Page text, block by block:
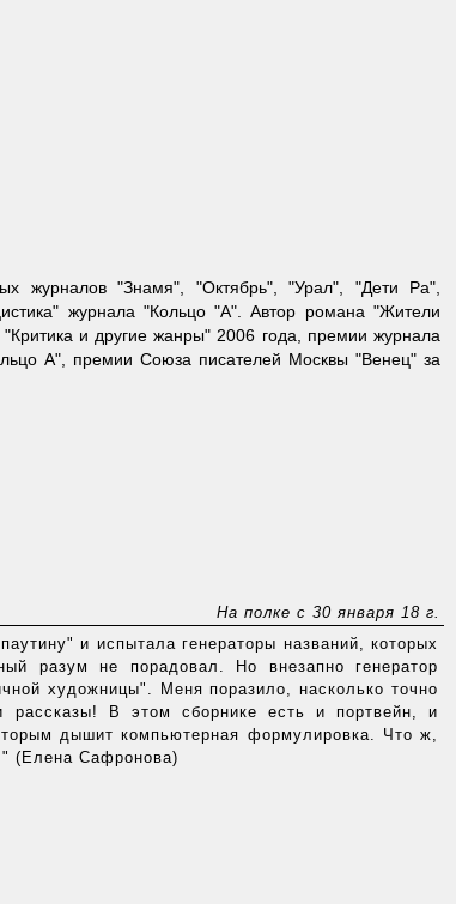
журналов "Знамя", "Октябрь", "Урал", "Дети Ра",
журнала "Кольцо "А". Автор романа "Жители
и другие жанры" 2006 года, премии журнала
А", премии Союза писателей Москвы "Венец" за
На полке с 30 января 18 г.
и испытала генераторы названий, которых
разум не порадовал. Но внезапно генератор
художницы". Меня поразило, насколько точно
рассказы! В этом сборнике есть и портвейн, и
дышит компьютерная формулировка. Что ж,
(Елена Сафронова)